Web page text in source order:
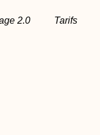
2.0 Tarifs